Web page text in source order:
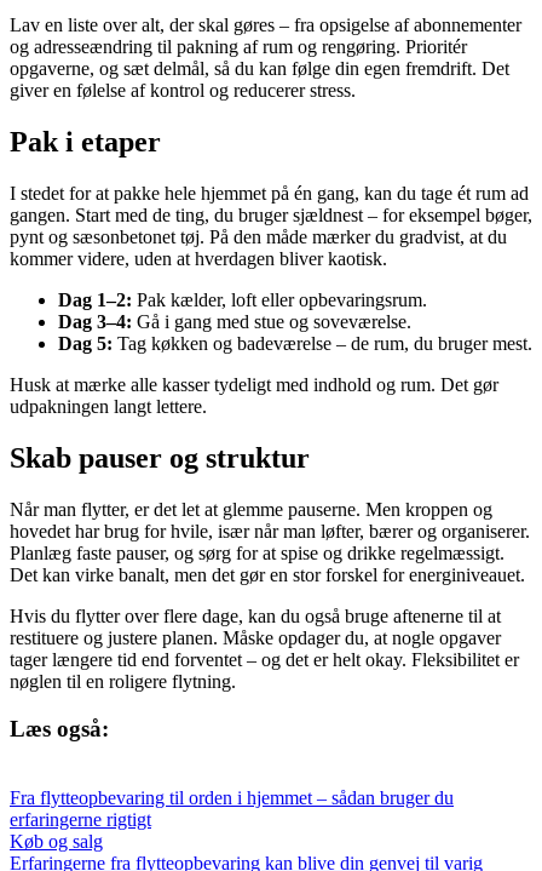
Lav en liste over alt, der skal gøres – fra opsigelse af abonnementer
og adresseændring til pakning af rum og rengøring. Prioritér
opgaverne, og sæt delmål, så du kan følge din egen fremdrift. Det
giver en følelse af kontrol og reducerer stress.
Pak i etaper
I stedet for at pakke hele hjemmet på én gang, kan du tage ét rum ad
gangen. Start med de ting, du bruger sjældnest – for eksempel bøger,
pynt og sæsonbetonet tøj. På den måde mærker du gradvist, at du
kommer videre, uden at hverdagen bliver kaotisk.
Dag 1–2: Pak kælder, loft eller opbevaringsrum.
Dag 3–4: Gå i gang med stue og soveværelse.
Dag 5: Tag køkken og badeværelse – de rum, du bruger mest.
Husk at mærke alle kasser tydeligt med indhold og rum. Det gør
udpakningen langt lettere.
Skab pauser og struktur
Når man flytter, er det let at glemme pauserne. Men kroppen og
hovedet har brug for hvile, især når man løfter, bærer og organiserer.
Planlæg faste pauser, og sørg for at spise og drikke regelmæssigt.
Det kan virke banalt, men det gør en stor forskel for energiniveauet.
Hvis du flytter over flere dage, kan du også bruge aftenerne til at
restituere og justere planen. Måske opdager du, at nogle opgaver
tager længere tid end forventet – og det er helt okay. Fleksibilitet er
nøglen til en roligere flytning.
Læs også:
Fra flytteopbevaring til orden i hjemmet – sådan bruger du
erfaringerne rigtigt
Køb og salg
Erfaringerne fra flytteopbevaring kan blive din genvej til varig